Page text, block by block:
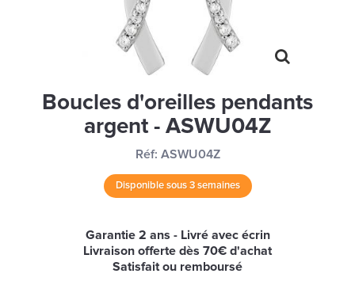
IDÉE CADEAUX
QUI SOMMES NOUS
Boucles d'oreilles pendants
argent - ASWU04Z
Réf: ASWU04Z
Disponible sous 3 semaines
Garantie 2 ans - Livré avec écrin
Livraison offerte dès 70€ d'achat
Satisfait ou remboursé